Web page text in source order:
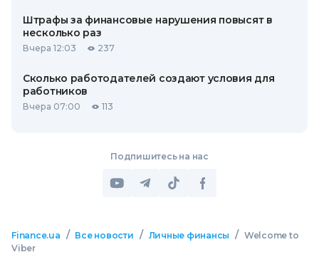
Штрафы за финансовые нарушения повысят в
несколько раз
Вчера 12:03 237
Сколько работодателей создают условия для
работников
Вчера 07:00 113
Подпишитесь на нас
Finance.ua / Все новости / Личные финансы / Welcome to
Viber